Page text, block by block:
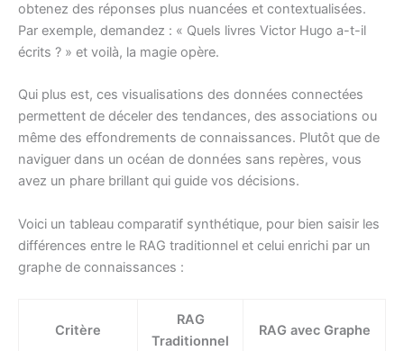
obtenez des réponses plus nuancées et contextualisées.
Par exemple, demandez : « Quels livres Victor Hugo a-t-il
écrits ? » et voilà, la magie opère.
Qui plus est, ces visualisations des données connectées
permettent de déceler des tendances, des associations ou
même des effondrements de connaissances. Plutôt que de
naviguer dans un océan de données sans repères, vous
avez un phare brillant qui guide vos décisions.
Voici un tableau comparatif synthétique, pour bien saisir les
différences entre le RAG traditionnel et celui enrichi par un
graphe de connaissances :
Critère
RAG
Traditionnel
RAG avec Graphe